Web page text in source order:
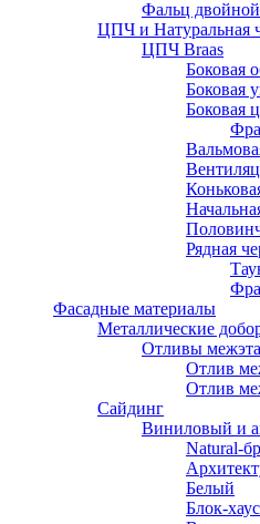
Фальц
ЦПЧ и Натуральная
ЦПЧ Braas
Боковая
Боковая
Боковая
Рядная
Фасадные материалы
Металлические
Отливы
Отлив
Отлив
Сайдинг
Виниловый и
Natural-
Белый
Блок-хаус